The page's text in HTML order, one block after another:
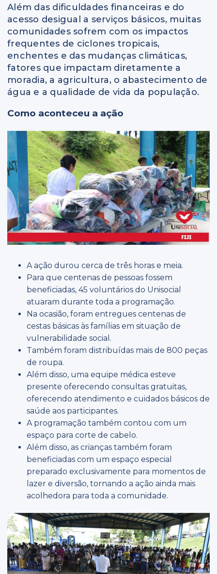
Além das dificuldades financeiras e do
acesso desigual a serviços básicos, muitas
comunidades sofrem com os impactos
frequentes de ciclones tropicais,
enchentes e das mudanças climáticas,
fatores que impactam diretamente a
moradia, a agricultura, o abastecimento de
água e a qualidade de vida da população.
Como aconteceu a ação
A ação durou cerca de três horas e meia.
Para que centenas de pessoas fossem
beneficiadas, 45 voluntários do Unisocial
atuaram durante toda a programação.
Na ocasião, foram entregues centenas de
cestas básicas às famílias em situação de
vulnerabilidade social.
Também foram distribuídas mais de 800 peças
de roupa.
Além disso, uma equipe médica esteve
presente oferecendo consultas gratuitas,
oferecendo atendimento e cuidados básicos de
saúde aos participantes.
A programação também contou com um
espaço para corte de cabelo.
Além disso, as crianças também foram
beneficiadas com um espaço especial
preparado exclusivamente para momentos de
lazer e diversão, tornando a ação ainda mais
acolhedora para toda a comunidade.